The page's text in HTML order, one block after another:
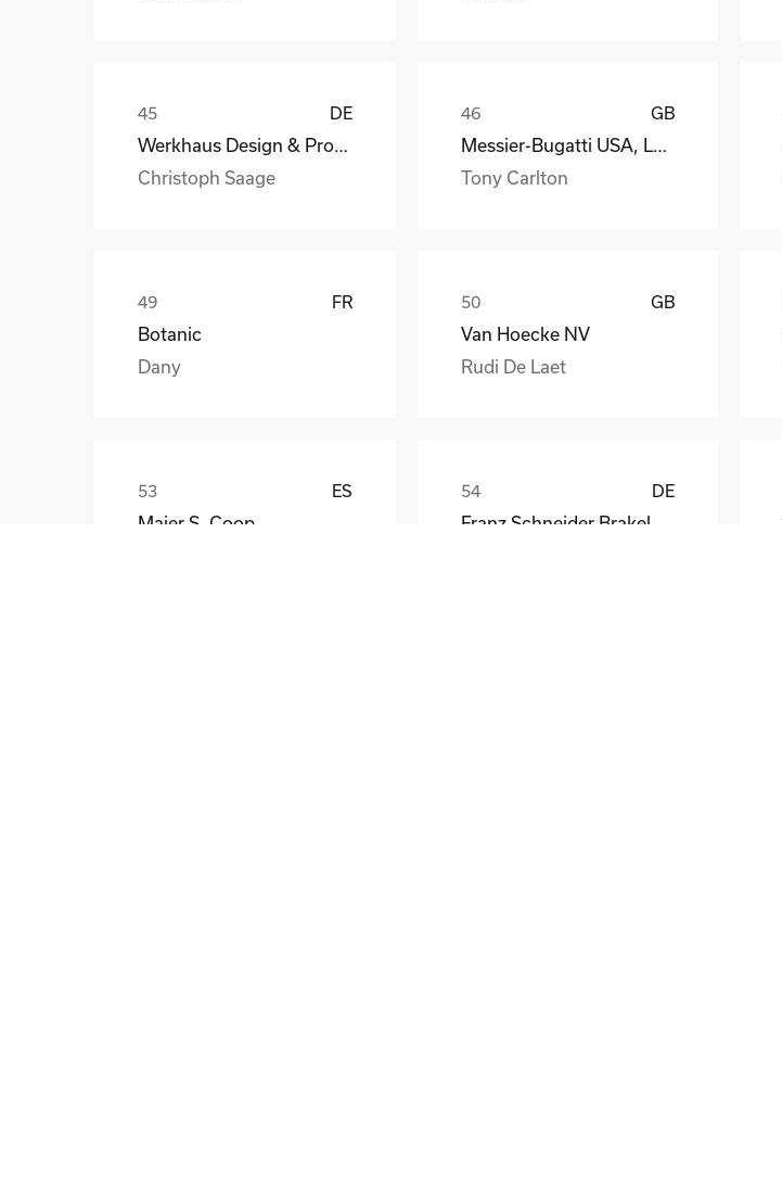
DE
Christoph Saage
GB
Tony Carlton
FR
Botanic
Dany
GB
Van Hoecke NV
Rudi De Laet
ES
Maier S. Coop
DE